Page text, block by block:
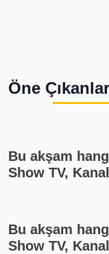
Öne Çıkanlar
Bu akşam
Show TV,
Bu akşam
Show TV,